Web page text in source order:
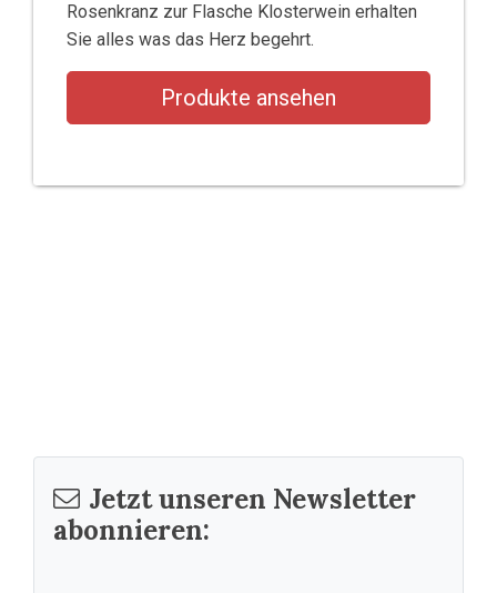
Rosenkranz zur Flasche Klosterwein erhalten
Sie alles was das Herz begehrt.
Produkte ansehen
Jetzt unseren Newsletter
abonnieren: